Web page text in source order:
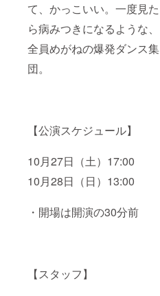
て、かっこいい。一度見た
ら病みつきになるような、
全員めがねの爆発ダンス集
団。
【公演スケジュール】
10月27日（土）17:00
10月28日（日）13:00
・開場は開演の30分前
【スタッフ】